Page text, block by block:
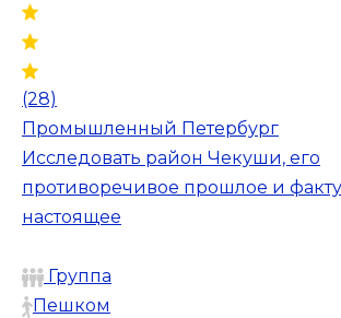
(28)
Промышленный Петербург
Исследовать район Чекуши, его
противоречивое прошлое и
настоящее
Группа
Пешком